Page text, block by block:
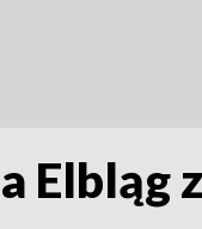
Elbląg